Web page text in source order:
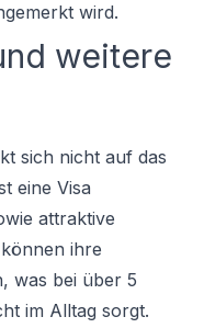
wird.
weitere
sich nicht auf das
eine Visa
attraktive
ihre
was bei über 5
im Alltag sorgt.